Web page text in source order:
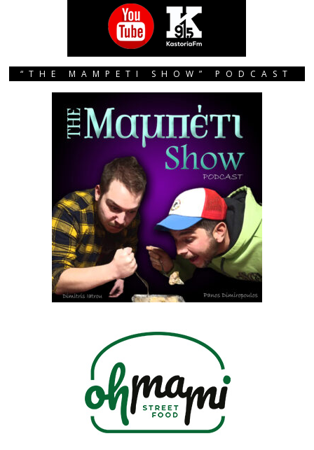
“THE MAMPETI SHOW” PODCAST